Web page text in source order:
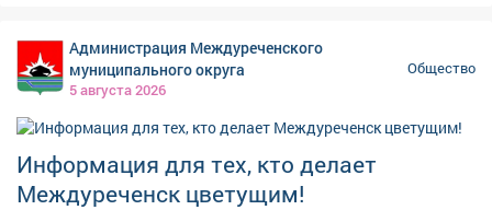
интерактивных играх и викторинах. Праздник в ГДК
"Геолог" стал не просто развлечением, а важным
уроком в игровой форме, который напомнил всем
Такие события помогают заложить основы
ответственного поведения на дороге с самого раннего
возраста.
Администрация Междуреченского
муниципального округа
5 августа 2026
Общество
Информация для тех, кто делает
Междуреченск цветущим!